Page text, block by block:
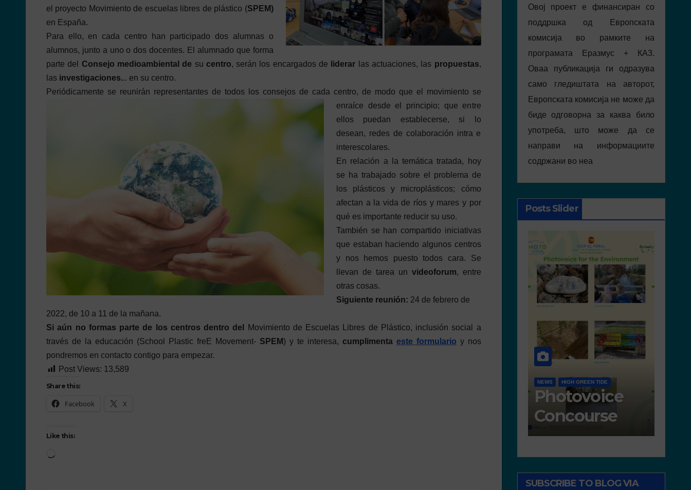
el proyecto Movimiento de escuelas libres de plástico (SPEM)
en España.
Para ello, en cada centro han participado dos alumnas o
alumnos, junto a uno o dos docentes. El alumnado que forma
parte del Consejo medioambiental de su centro, serán los encargados de liderar las actuaciones, las propuestas,
las investigaciones... en su centro.
Periódicamente se reunirán representantes de todos los consejos de cada centro, de modo que el movimiento se
enraíce desde el principio; que entre
ellos puedan establecerse, si lo
desean, redes de colaboración intra e
interescolares.
En relación a la temática tratada, hoy
se ha trabajado sobre el problema de
los plásticos y microplásticos; cómo
afectan a la vida de ríos y mares y por
qué es importante reducir su uso.
También se han compartido iniciativas
que estaban haciendo algunos centros
y nos hemos puesto todos cara. Se
llevan de tarea un videoforum, entre
otras cosas.
Siguiente reunión: 24 de febrero de
2022, de 10 a 11 de la mañana.
Si aún no formas parte de los centros dentro del
Movimiento de Escuelas Libres de Plástico, inclusión social a
través de la educación (School Plastic freE Movement- SPEM) y te interesa, cumplimenta este formulario y nos
pondremos en contacto contigo para empezar.
Post Views: 13,589
Share this:
Facebook X
Like this:
Овој проект е финансиран со
поддршка од Европската
комисија во рамките на
програмата Еразмус + КА3.
Оваа публикација ги одразува
само гледиштата на авторот,
Европската комисија не може да
биде одговорна за каква било
употреба, што може да се
направи на информациите
содржани во неа
Posts Slider
presented for
the concourse
ACTIVITIES IN PORTUGAL
GOOD PRACTICES
SCHOOL PLASTIC FREE MOVEMENT
Freedom
walks in
defence of
the
environment
SUBSCRIBE TO BLOG VIA